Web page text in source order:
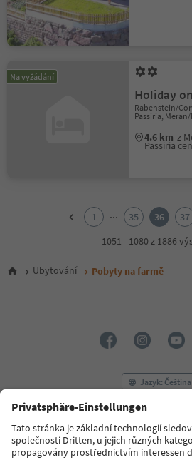
Na vyžádání
Holiday
Rabenstein/
Passiria,
4.6 km z
Passiria
6
16
17
18
19
1 ... 35 36 37
1051 - 1080 z 1886
Ubytování Pobyty na farmě
Jazyk: Čeština
FAQ Kontaktujte nás
Zásady ochrany osobních údajů